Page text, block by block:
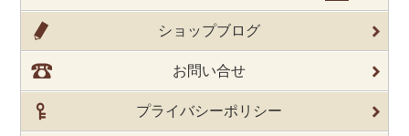
ショップブログ
お問い合せ
プライバシーポリシー